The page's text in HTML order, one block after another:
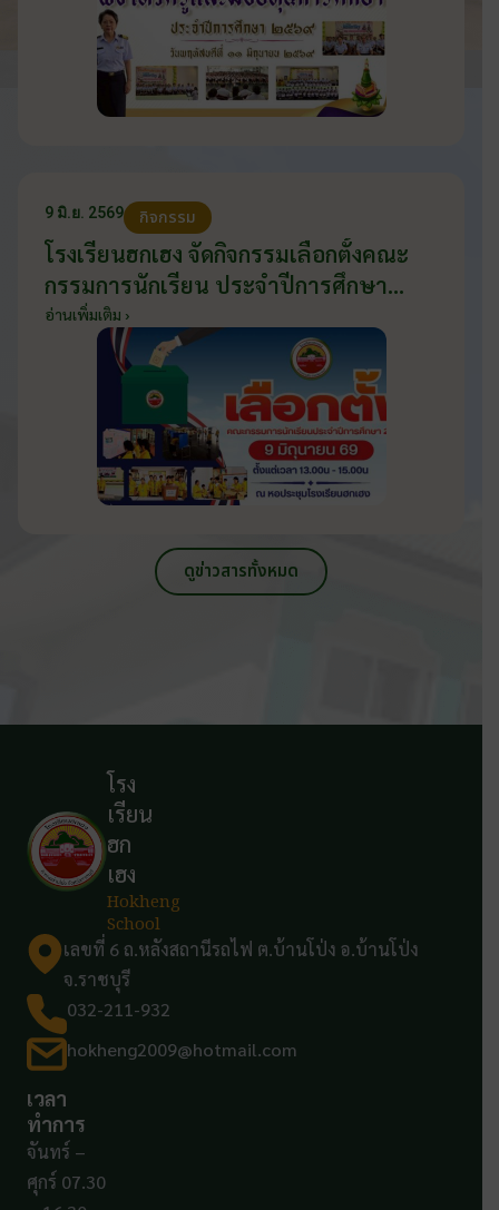
9 มิ.ย. 2569 กิจกรรม
โรงเรียนฮกเฮง จัดกิจกรรมเลือกตั้งคณะ
กรรมการนักเรียน ประจำปีการศึกษา
2569 ส่งเสริมประชาธิปไตยในโรงเรียน
วันที่ 9 มิถุนายน 2569
อ่านเพิ่มเติม ›
ดูข่าวสารทั้งหมด
โรง
เรียน
ฮก
เฮง
Hokheng
School
เลขที่ 6 ถ.หลังสถานีรถไฟ ต.บ้านโป่ง อ.บ้านโป่ง
จ.ราชบุรี
032-211-932
hokheng2009@hotmail.com
เวลา
ทำการ
จันทร์ –
ศุกร์ 07.30